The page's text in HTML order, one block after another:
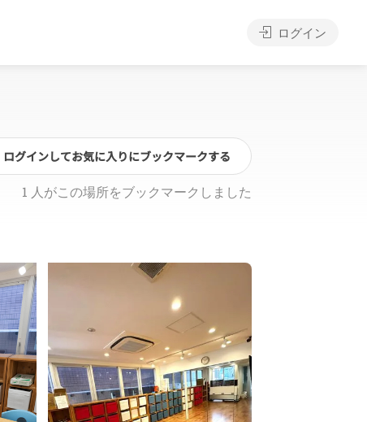
ログイン
ログインしてお気に入りにブックマークする
1 人がこの場所をブックマークしました